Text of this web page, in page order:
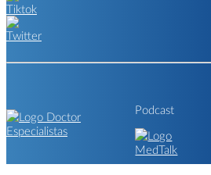
Podcast